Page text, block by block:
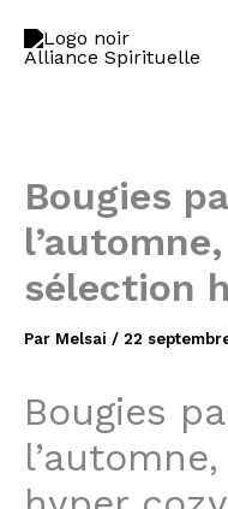
Bougies
sélection
Par Melsai / 22
Bougies